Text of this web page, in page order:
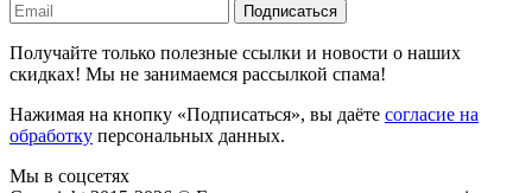
Подписаться
Получайте только полезные ссылки и новости о наших
скидках! Мы не занимаемся рассылкой спама!
Нажимая на кнопку «Подписаться», вы даёте согласие на
обработку персональных данных.
Мы в соцсетях